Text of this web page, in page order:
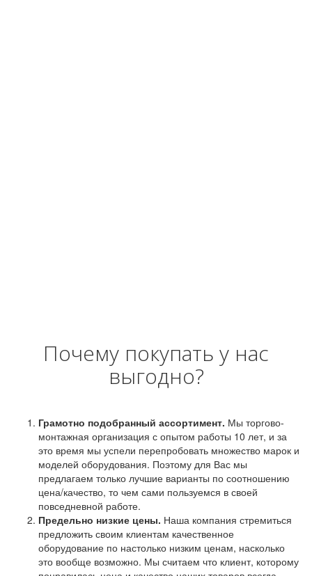
Почему покупать у нас
выгодно?
Грамотно подобранный ассортимент. Мы торгово-
монтажная организация с опытом работы 10 лет, и за
это время мы успели перепробовать множество марок и
моделей оборудования. Поэтому для Вас мы
предлагаем только лучшие варианты по соотношению
цена/качество, то чем сами пользуемся в своей
повседневной работе.
Предельно низкие цены. Наша компания стремиться
предложить своим клиентам качественное
оборудование по настолько низким ценам, насколько
это вообще возможно. Мы считаем что клиент, которому